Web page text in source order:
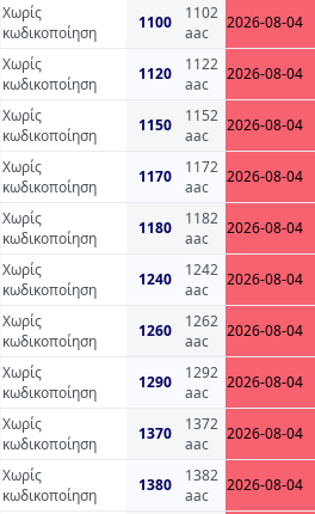
Χωρίς
κωδικοποίηση
1100
1102
aac
2026-08-04
Χωρίς
κωδικοποίηση
1120
1122
aac
2026-08-04
Χωρίς
κωδικοποίηση
1150
1152
aac
2026-08-04
Χωρίς
κωδικοποίηση
1170
1172
aac
2026-08-04
Χωρίς
κωδικοποίηση
1180
1182
aac
2026-08-04
Χωρίς
κωδικοποίηση
1240
1242
aac
2026-08-04
Χωρίς
κωδικοποίηση
1260
1262
aac
2026-08-04
Χωρίς
κωδικοποίηση
1290
1292
aac
2026-08-04
Χωρίς
κωδικοποίηση
1370
1372
aac
2026-08-04
Χωρίς
κωδικοποίηση
1380
1382
aac
2026-08-04